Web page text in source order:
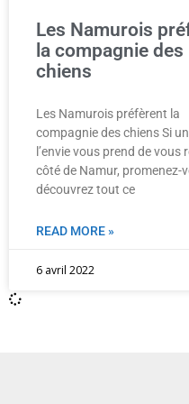
Les Namurois
la compagnie des
chiens
Les Namurois préfèrent la
compagnie des chiens Si
l’envie vous prend de vous
côté de Namur, promenez-
découvrez tout ce
READ MORE »
6 avril 2022